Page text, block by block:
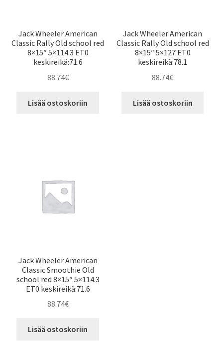
Jack Wheeler American
Classic Rally Old school red
8×15″ 5×114.3 ET0
keskireikä:71.6
88.74€
Lisää ostoskoriin
Jack Wheeler American
Classic Rally Old school red
8×15″ 5×127 ET0
keskireikä:78.1
88.74€
Lisää ostoskoriin
Jack Wheeler American
Classic Smoothie Old
school red 8×15″ 5×114.3
ET0 keskireikä:71.6
88.74€
Lisää ostoskoriin